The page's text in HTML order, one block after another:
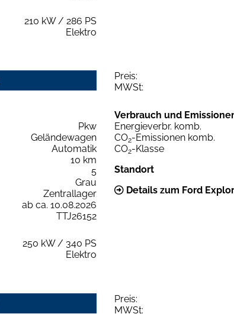
210 kW / 286 PS
Elektro
Preis:
MWSt:
Pkw
Geländewagen
Automatik
10 km
5
Grau
Zentrallager
ab ca. 10.08.2026
TTJ26152
250 kW / 340 PS
Elektro
Verbrauch und
Energieverbr. komb.
CO2-Emissionen komb.
CO2-Klasse
Standort
Details zum Ford
Preis:
MWSt: